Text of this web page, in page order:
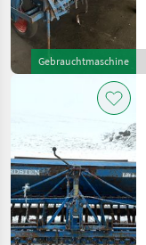
Gebrauchtmaschine